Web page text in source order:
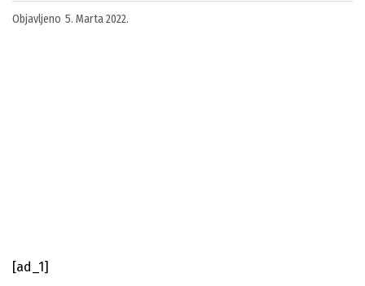
Objavljeno 5. Marta 2022.
[ad_1]